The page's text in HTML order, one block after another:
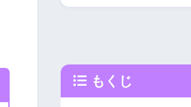
もくじ